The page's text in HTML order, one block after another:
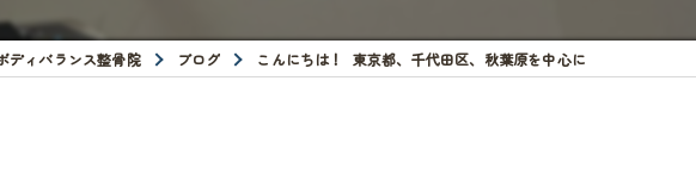
ディバランス整骨院 ブログ こんにちは！ 東京都、千代田区、秋葉原を中心に